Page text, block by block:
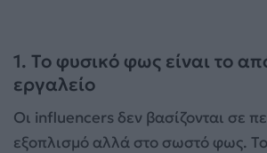
1. Το φυσικό φως είναι το
εργαλείο
Οι influencers δεν βασίζονται σε
εξοπλισμό αλλά στο σωστό φως.